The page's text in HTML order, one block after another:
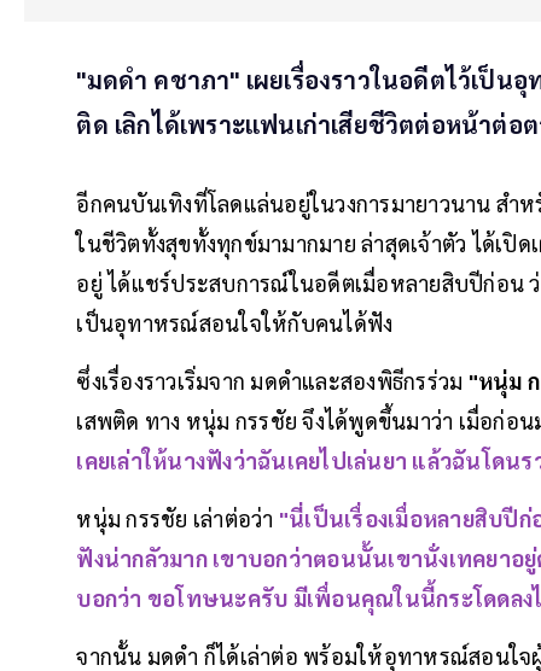
"มดดำ คชาภา" เผยเรื่องราวในอดีตไว้เป็น
ติด เลิกได้เพราะแฟนเก่าเสียชีวิตต่อหน้าต่อ
อีกคนบันเทิงที่โลดแล่นอยู่ในวงการมายาวนาน สำ
ในชีวิตทั้งสุขทั้งทุกข์มามากมาย ล่าสุดเจ้าตัว ได้เปิด
อยู่ ได้แชร์ประสบการณ์ในอดีตเมื่อหลายสิบปีก่อน
เป็นอุทาหรณ์สอนใจให้กับคนได้ฟัง
ซึ่งเรื่องราวเริ่มจาก มดดำและสองพิธีกรร่วม "หนุ่ม
เสพติด ทาง หนุ่ม กรรชัย จึงได้พูดขึ้นมาว่า เมื่อก่อ
เคยเล่าให้นางฟังว่าฉันเคยไปเล่นยา แล้วฉันโดน
หนุ่ม กรรชัย เล่าต่อว่า "นี่เป็นเรื่องเมื่อหลายสิบปี
ฟังน่ากลัวมาก เขาบอกว่าตอนนั้นเขานั่งเทคยาอ
บอกว่า ขอโทษนะครับ มีเพื่อนคุณในนี้กระโดดลง
จากนั้น มดดำ ก็ได้เล่าต่อ พร้อมให้อุทาหรณ์สอนใ